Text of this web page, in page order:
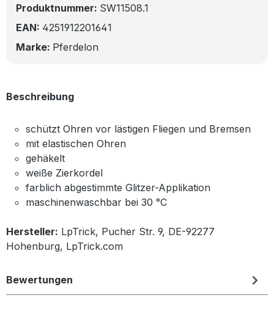
Produktnummer: SW11508.1
EAN: 4251912201641
Marke: Pferdelon
Beschreibung
schützt Ohren vor lästigen Fliegen und Bremsen
mit elastischen Ohren
gehäkelt
weiße Zierkordel
farblich abgestimmte Glitzer-Applikation
maschinenwaschbar bei 30 °C
Hersteller: LpTrick, Pucher Str. 9, DE-92277
Hohenburg, LpTrick.com
Bewertungen